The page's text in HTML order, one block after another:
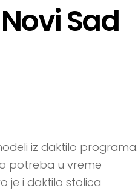
Sad
iz daktilo programa.
potreba u vreme
je i daktilo stolica